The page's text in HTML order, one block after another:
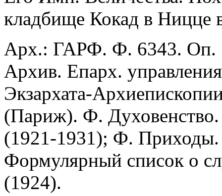
кладбище Кокад в Ницце
Арх.: ГАРФ. Ф. 6343. Оп.
Архив. Епарх.
Экзархата-
(Париж). Ф.
(1921-1931); Ф.
Формулярный список о
(1924).